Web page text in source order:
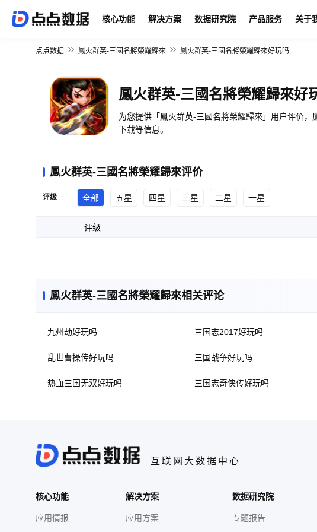
核心功能 解决方案 数据研究院 产品服务 关于
点点数据 鳳火群英-三國名將榮耀歸來 鳳火群英-三國名將榮耀歸來好玩吗
鳳火群英-三國名將榮耀歸來好
为您提供「鳳火群英-三國名將榮耀歸來」用户评价
下载等信息。
鳳火群英-三國名將榮耀歸來评价
评级 全部 五星 四星 三星 二星 一星
评级
鳳火群英-三國名將榮耀歸來相关评论
九州劫好玩吗 三国志2017好玩吗
乱世曹操传好玩吗 三国战争好玩吗
热血三国无双好玩吗 三国志奇侠传好玩吗
互联网大数据中心
核心功能
应用情报
解决方案
应用方案
数据研究院
专题报告